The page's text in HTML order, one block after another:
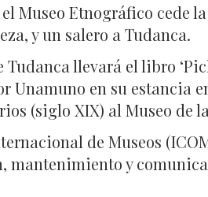
Museo Etnográfico cede
y un salero a Tudanca.
Tudanca llevará el libro
Unamuno en su estancia
(siglo XIX) al Museo de
de Museos
mantenimiento y